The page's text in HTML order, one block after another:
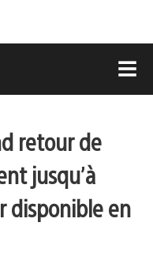
retour de
jusqu’à
disponible en